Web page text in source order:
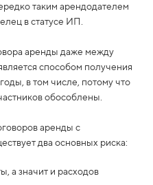
таким арендодателем
в статусе ИП.
аренды даже между
способом получения
в том числе, потому что
обособлены.
аренды с
два основных риска:
а значит и расходов